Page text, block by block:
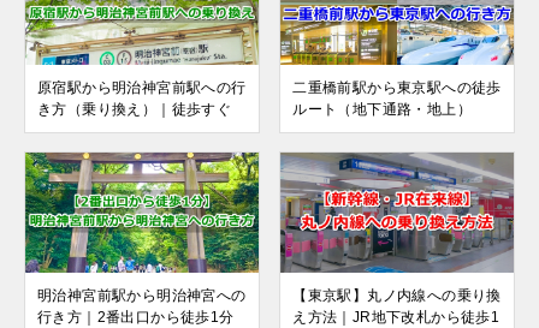
原宿駅から明治神宮前駅への行
き方（乗り換え）｜徒歩すぐ
二重橋前駅から東京駅への徒歩
ルート（地下通路・地上）
明治神宮前駅から明治神宮への
行き方｜2番出口から徒歩1分
【東京駅】丸ノ内線への乗り換
え方法｜JR地下改札から徒歩1